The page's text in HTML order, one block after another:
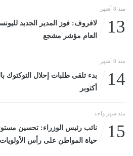
منذ 8 أشهر
13
لافروف: فوز المدير الجديد
العام مؤشر مشجع
منذ 8 أشهر
14
أكتوبر
منذ شهر واحد
15
نائب رئيس الوزراء: تحسين
حياة المواطن على رأس الأولويات